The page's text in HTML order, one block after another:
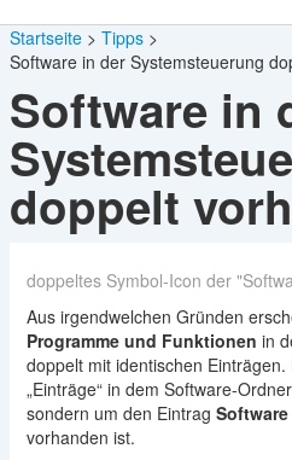
Startseite
Tipps
Software in der Systemsteuerung
Software in
doppelt
doppeltes Symbol-Icon der
Aus irgendwelchen Gründen
Programme und Funktionen in
doppelt mit identischen
„Einträge“ in dem Software-
sondern um den Eintrag Software
vorhanden ist.